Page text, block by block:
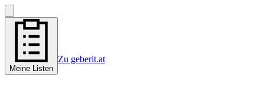
Meine Listen
Zu geberit.at